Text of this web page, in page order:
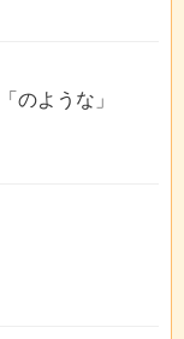
「のような」